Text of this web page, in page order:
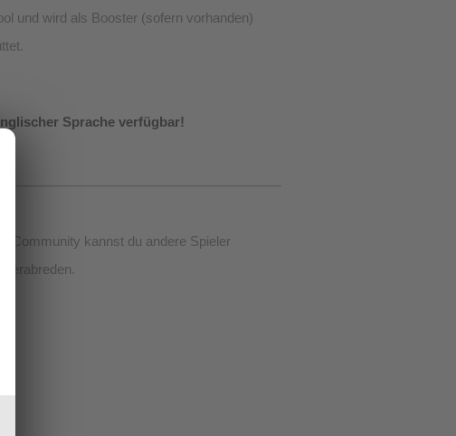
und wird als Booster (sofern vorhanden)
Sprache verfügbar!
Community kannst du andere Spieler